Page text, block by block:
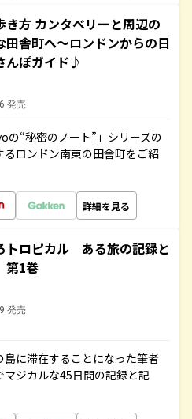
き方 カンタベリーと周辺の
田舎町へ～ロンドンからの日
んぽガイド♪
発売
の“秘密のノート”」シリーズの
ロンドン南東の田舎町をご紹
詳細を見る
トロピカル ある旅の記録と
1巻
発売
に滞在することになった筆者
ジカルな45日間の記録と記